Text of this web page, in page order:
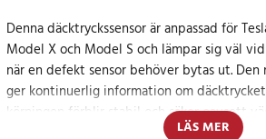
Denna däcktryckssensor är anpassad för
Model X och Model S och lämpar sig väl
när en defekt sensor behöver bytas ut. Den
ger kontinuerlig information om
körningen förblir stabil och säker oavsett
LÄS MER